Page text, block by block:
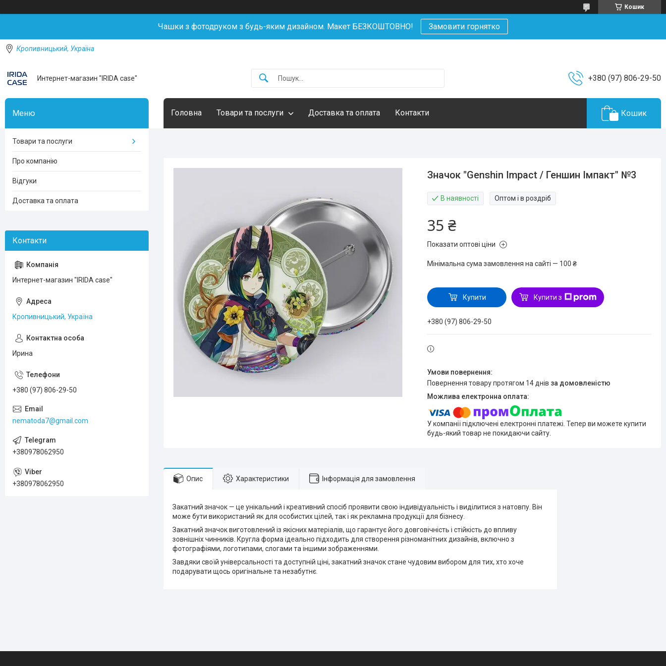
Кошик
Чашки з фотодруком з будь-яким дизайном. Макет БЕЗКОШТОВНО! Замовити горнятко
Кропивницький, Україна
Интернет-магазин "IRIDA case" +380 (97) 806-29-50
Головна Товари та послуги Доставка та оплата Контакти Кошик
Значок "Genshin Impact / Геншин Імпакт" №3
В наявності Оптом і в роздріб
35 ₴
Показати оптові ціни
Мінімальна сума замовлення на сайті — 100 ₴
Купити Купити з
+380 (97) 806-29-50
повернення товару протягом 14 днів за домовленістю
У компанії підключені електронні платежі. Тепер ви можете купити
будь-який товар не покидаючи сайту.
Опис Характеристики Інформація для замовлення
Закатний значок — це унікальний і креативний спосіб проявити свою індивідуальність і виділитися з натовпу. Він
може бути використаний як для особистих цілей, так і як рекламна продукції для бізнесу.
Закатний значок виготовлений із якісних матеріалів, що гарантує його довговічність і стійкість до впливу
зовнішніх чинників. Кругла форма ідеально підходить для створення різноманітних дизайнів, включно з
фотографіями, логотипами, слогами та іншими зображеннями.
Завдяки своїй універсальності та доступній ціні, закатний значок стане чудовим вибором для тих, хто хоче
подарувати щось оригінальне та незабутнє.
Товари та послуги
Про компанію
Відгуки
Доставка та оплата
Интернет-магазин "IRIDA case"
Кропивницький, Україна
Ирина
+380 (97) 806-29-50
nematoda7@gmail.com
+380978062950
+380978062950